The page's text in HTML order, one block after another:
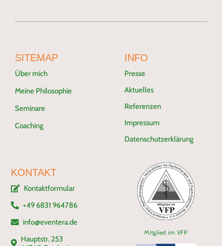
SITEMAP
Über mich
Meine Philosophie
Seminare
Coaching
INFO
Presse
Aktuelles
Referenzen
Impressum
Datenschutzerklärung
KONTAKT
Kontaktformular
+49 6831 964786
info@eventera.de
Hauptstr. 253
Mitglied im VFP